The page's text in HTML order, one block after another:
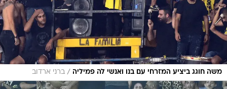
משה חוגג ביציע המזרחי עם בנו ואנשי לה פמיליה / ברני ארדוב